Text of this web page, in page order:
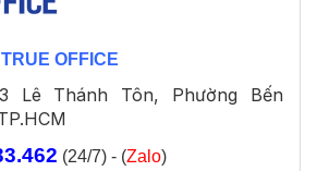
OFFICE
Lê Thánh Tôn, Phường Bến
(24/7) - (Zalo)